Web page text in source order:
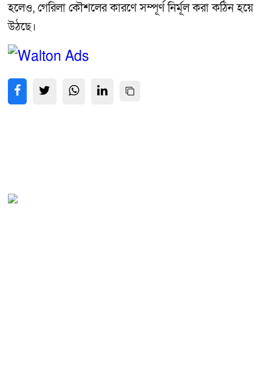
হলেও, গেরিলা কৌশলের কারণে সম্পূর্ণ নির্মূল করা কঠিন হয়ে
উঠছে।